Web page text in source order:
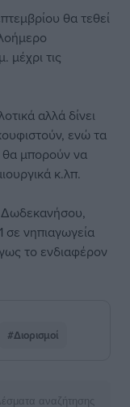
θα τεθεί
μέχρι τις
αλλά δίνει
ενώ τα
θα μπορούν να
κ.λπ.
σε νηπιαγωγεία
το ενδιαφέρον
#Διορισμοί
αναζήτησης